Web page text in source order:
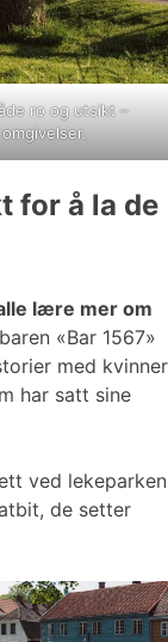
ro og utsikt –
for å la de
lære mer om
«Bar 1567»
med kvinner
har satt sine
ved lekeparken
de setter